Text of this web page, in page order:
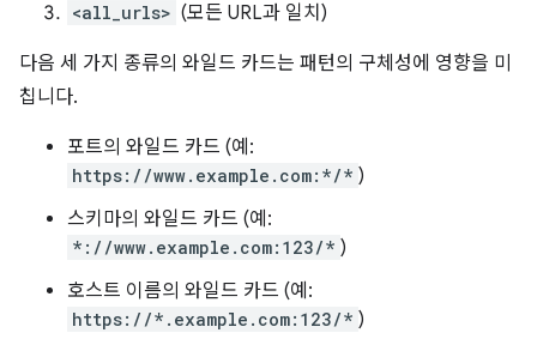
<all_urls> (모든 URL과 일치)
다음 세 가지 종류의 와일드 카드는 패턴의 구체성에 영향을 미
칩니다.
포트의 와일드 카드 (예:
https://www.example.com:*/* )
스키마의 와일드 카드 (예:
*://www.example.com:123/* )
호스트 이름의 와일드 카드 (예:
https://*.example.com:123/* )